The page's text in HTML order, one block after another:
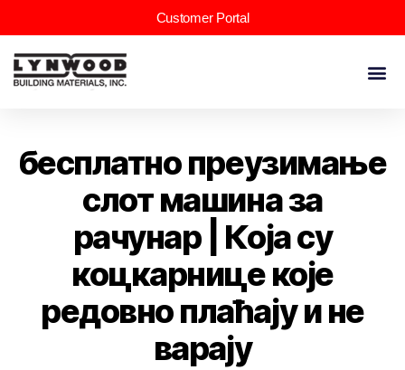
Customer Portal
бесплатно преузимање
слот машина за
рачунар | Која су
коцкарнице које
редовно плаћају и не
варају